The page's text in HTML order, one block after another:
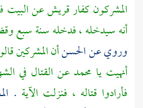
المشركون كفارقريشعن البيت
أنه سيدخله ، فدخله سنة سبع
وروي عنالحسنأن المشركين
أنهيت يا محمدعن القتال في
فأرادوا قتاله ، فنزلت الآية .